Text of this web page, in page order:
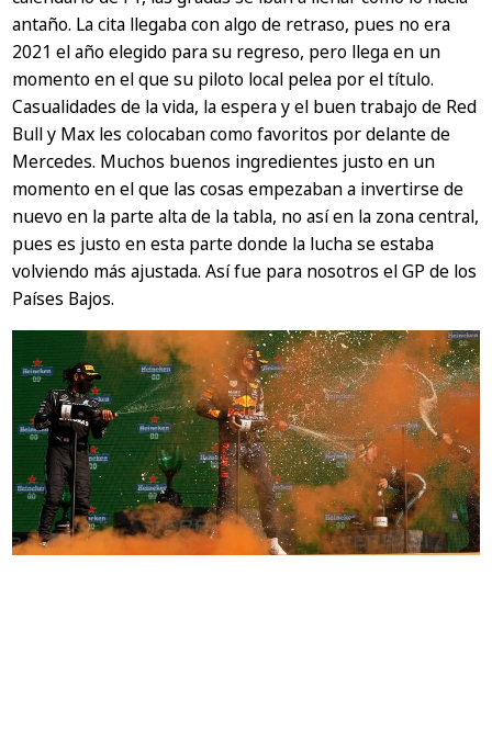
antaño. La cita llegaba con algo de retraso, pues no era
2021 el año elegido para su regreso, pero llega en un
momento en el que su piloto local pelea por el título.
Casualidades de la vida, la espera y el buen trabajo de Red
Bull y Max les colocaban como favoritos por delante de
Mercedes. Muchos buenos ingredientes justo en un
momento en el que las cosas empezaban a invertirse de
nuevo en la parte alta de la tabla, no así en la zona central,
pues es justo en esta parte donde la lucha se estaba
volviendo más ajustada. Así fue para nosotros el GP de los
Países Bajos.